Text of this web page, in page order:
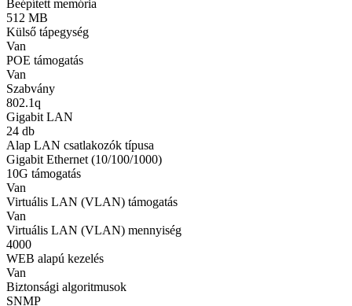
Beépített memória
512 MB
Külső tápegység
Van
POE támogatás
Van
Szabvány
802.1q
Gigabit LAN
24 db
Alap LAN csatlakozók típusa
Gigabit Ethernet (10/100/1000)
10G támogatás
Van
Virtuális LAN (VLAN) támogatás
Van
Virtuális LAN (VLAN) mennyiség
4000
WEB alapú kezelés
Van
Biztonsági algoritmusok
SNMP